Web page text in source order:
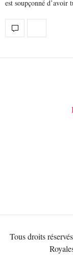
est soupçonné d’avoir
Tous droits